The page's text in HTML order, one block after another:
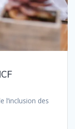
l’inclusion des